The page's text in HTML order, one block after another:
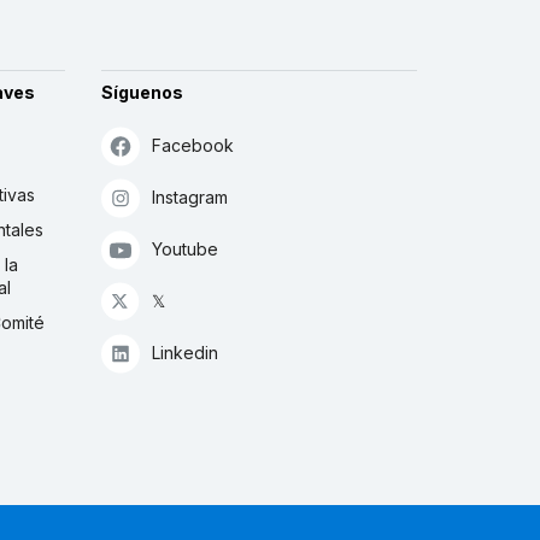
Síguenos
Facebook
Instagram
Youtube
𝕏
Linkedin